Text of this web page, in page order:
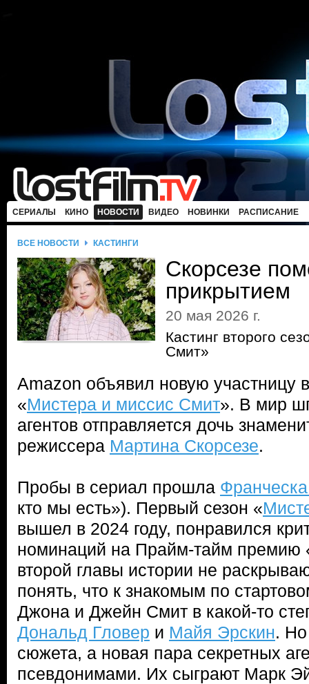
СЕРИАЛЫ КИНО НОВОСТИ ВИДЕО НОВИНКИ РАСПИСАНИЕ
ВСЕ НОВОСТИ КАСТИНГИ
Скорсезе
прикрытием
20 мая 2026 г.
Кастинг второго
Смит»
Amazon объявил новую участницу
«Мистера и миссис Смит». В мир
агентов отправляется дочь
режиссера Мартина Скорсезе.
Пробы в сериал прошла
кто мы есть»). Первый сезон «
вышел в 2024 году, понравился
номинаций на Прайм-тайм премию
второй главы истории не
понять, что к знакомым по
Джона и Джейн Смит в какой-то
Дональд Гловер и Майя Эрскин. Но
сюжета, а новая пара секретных
псевдонимами. Их сыграют Марк